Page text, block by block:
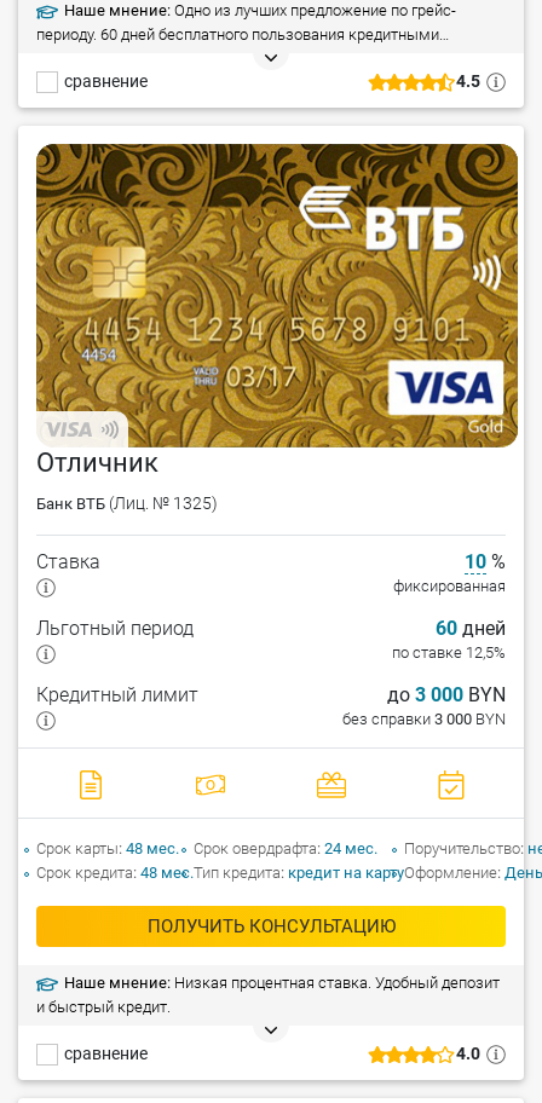
4.5
сравнение
Наше мнение: Одно из лучших предложение по грейс-
периоду. 60 дней бесплатного пользования кредитными
Отличник
Банк ВТБ (Лиц. № 1325)
4.0
сравнение
Ставка 10 %
фиксированная
Льготный период 60 дней
по ставке 12,5%
Кредитный лимит до 3 000 BYN
без справки 3 000 BYN
ПОЛУЧИТЬ КОНСУЛЬТАЦИЮ
Срок карты 48 мес.
Срок кредита 48 мес.
Срок овердрафта 24 мес.
Тип кредита кредит на карту
Поручительство
Оформление
Наше мнение: Низкая процентная ставка. Удобный депозит
и быстрый кредит.